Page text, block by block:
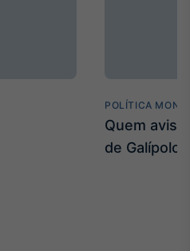
POLÍTICA
Quem
de Galípolo